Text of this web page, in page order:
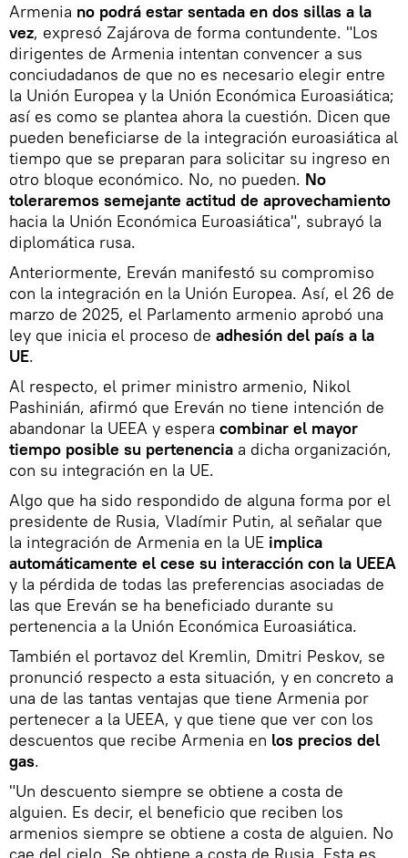
Armenia no podrá estar sentada en dos sillas a la
vez, expresó Zajárova de forma contundente. "Los
dirigentes de Armenia intentan convencer a sus
conciudadanos de que no es necesario elegir entre
la Unión Europea y la Unión Económica Euroasiática;
así es como se plantea ahora la cuestión. Dicen que
pueden beneficiarse de la integración euroasiática al
tiempo que se preparan para solicitar su ingreso en
otro bloque económico. No, no pueden. No
toleraremos semejante actitud de aprovechamiento
hacia la Unión Económica Euroasiática", subrayó la
diplomática rusa.
Anteriormente, Ereván manifestó su compromiso
con la integración en la Unión Europea. Así, el 26 de
marzo de 2025, el Parlamento armenio aprobó una
ley que inicia el proceso de adhesión del país a la
UE.
Al respecto, el primer ministro armenio, Nikol
Pashinián, afirmó que Ereván no tiene intención de
abandonar la UEEA y espera combinar el mayor
tiempo posible su pertenencia a dicha organización,
con su integración en la UE.
Algo que ha sido respondido de alguna forma por el
presidente de Rusia, Vladímir Putin, al señalar que
la integración de Armenia en la UE implica
automáticamente el cese su interacción con la UEEA
y la pérdida de todas las preferencias asociadas de
las que Ereván se ha beneficiado durante su
pertenencia a la Unión Económica Euroasiática.
También el portavoz del Kremlin, Dmitri Peskov, se
pronunció respecto a esta situación, y en concreto a
una de las tantas ventajas que tiene Armenia por
pertenecer a la UEEA, y que tiene que ver con los
descuentos que recibe Armenia en los precios del
gas.
"Un descuento siempre se obtiene a costa de
alguien. Es decir, el beneficio que reciben los
armenios siempre se obtiene a costa de alguien. No